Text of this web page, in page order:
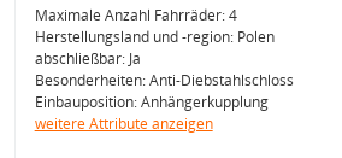
Maximale Anzahl Fahrräder: 4
Herstellungsland und -region: Polen
abschließbar: Ja
Besonderheiten: Anti-Diebstahlschloss
Einbauposition: Anhängerkupplung
weitere Attribute anzeigen